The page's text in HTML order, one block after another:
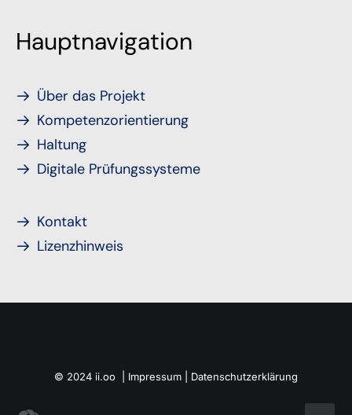
Hauptnavigation
Über das Projekt
Kompetenzorientierung
Haltung
Digitale Prüfungssysteme
Kontakt
Lizenzhinweis
© 2024 ii.oo | Impressum Datenschutzerklärung